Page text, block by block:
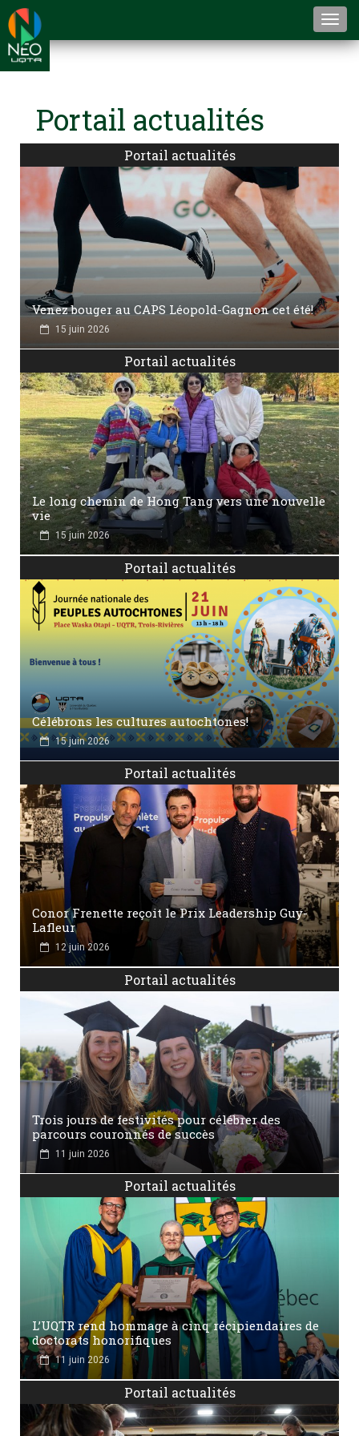
Portail actualités
Portail actualités
Venez bouger au CAPS Léopold-Gagnon cet été!
15 juin 2026
Portail actualités
Le long chemin de Hong Tang vers une nouvelle
vie
15 juin 2026
Portail actualités
Célébrons les cultures autochtones!
15 juin 2026
Portail actualités
Conor Frenette reçoit le Prix Leadership Guy-
Lafleur
12 juin 2026
Portail actualités
Trois jours de festivités pour célébrer des
parcours couronnés de succès
11 juin 2026
Portail actualités
L’UQTR rend hommage à cinq récipiendaires de
doctorats honorifiques
11 juin 2026
Portail actualités